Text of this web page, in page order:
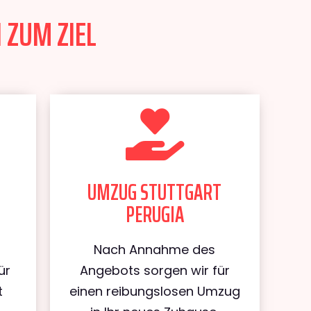
ZIEL
UMZUG STUTTGART
PERUGIA
Nach Annahme des
Angebots sorgen wir für
einen reibungslosen Umzug